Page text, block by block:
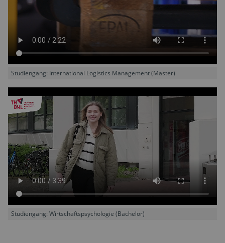
Studiengang: International Logistics Management (Master)
Studiengang: Wirtschaftspsychologie (Bachelor)